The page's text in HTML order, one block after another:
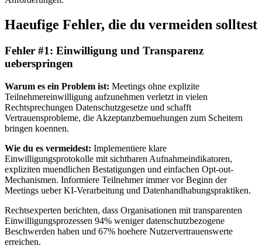
Haeufige Fehler, die du vermeiden solltest
Fehler #1: Einwilligung und Transparenz
ueberspringen
Warum es ein Problem ist: Meetings ohne explizite
Teilnehmereinwilligung aufzunehmen verletzt in vielen
Rechtsprechungen Datenschutzgesetze und schafft
Vertrauensprobleme, die Akzeptanzbemuehungen zum Scheitern
bringen koennen.
Wie du es vermeidest: Implementiere klare
Einwilligungsprotokolle mit sichtbaren Aufnahmeindikatoren,
expliziten muendlichen Bestatigungen und einfachen Opt-out-
Mechanismen. Informiere Teilnehmer immer vor Beginn der
Meetings ueber KI-Verarbeitung und Datenhandhabungspraktiken.
Rechtsexperten berichten, dass Organisationen mit transparenten
Einwilligungsprozessen 94% weniger datenschutzbezogene
Beschwerden haben und 67% hoehere Nutzervertrauenswerte
erreichen.